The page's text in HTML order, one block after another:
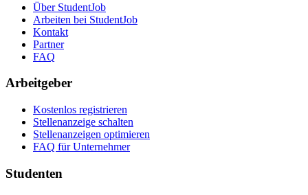
Über StudentJob
Arbeiten bei StudentJob
Kontakt
Partner
FAQ
Arbeitgeber
Kostenlos registrieren
Stellenanzeige schalten
Stellenanzeigen optimieren
FAQ für Unternehmer
Studenten